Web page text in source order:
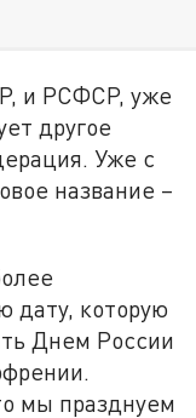
и РСФСР, уже
другое
Уже с
название –
дату, которую
Днем России
мы празднуем